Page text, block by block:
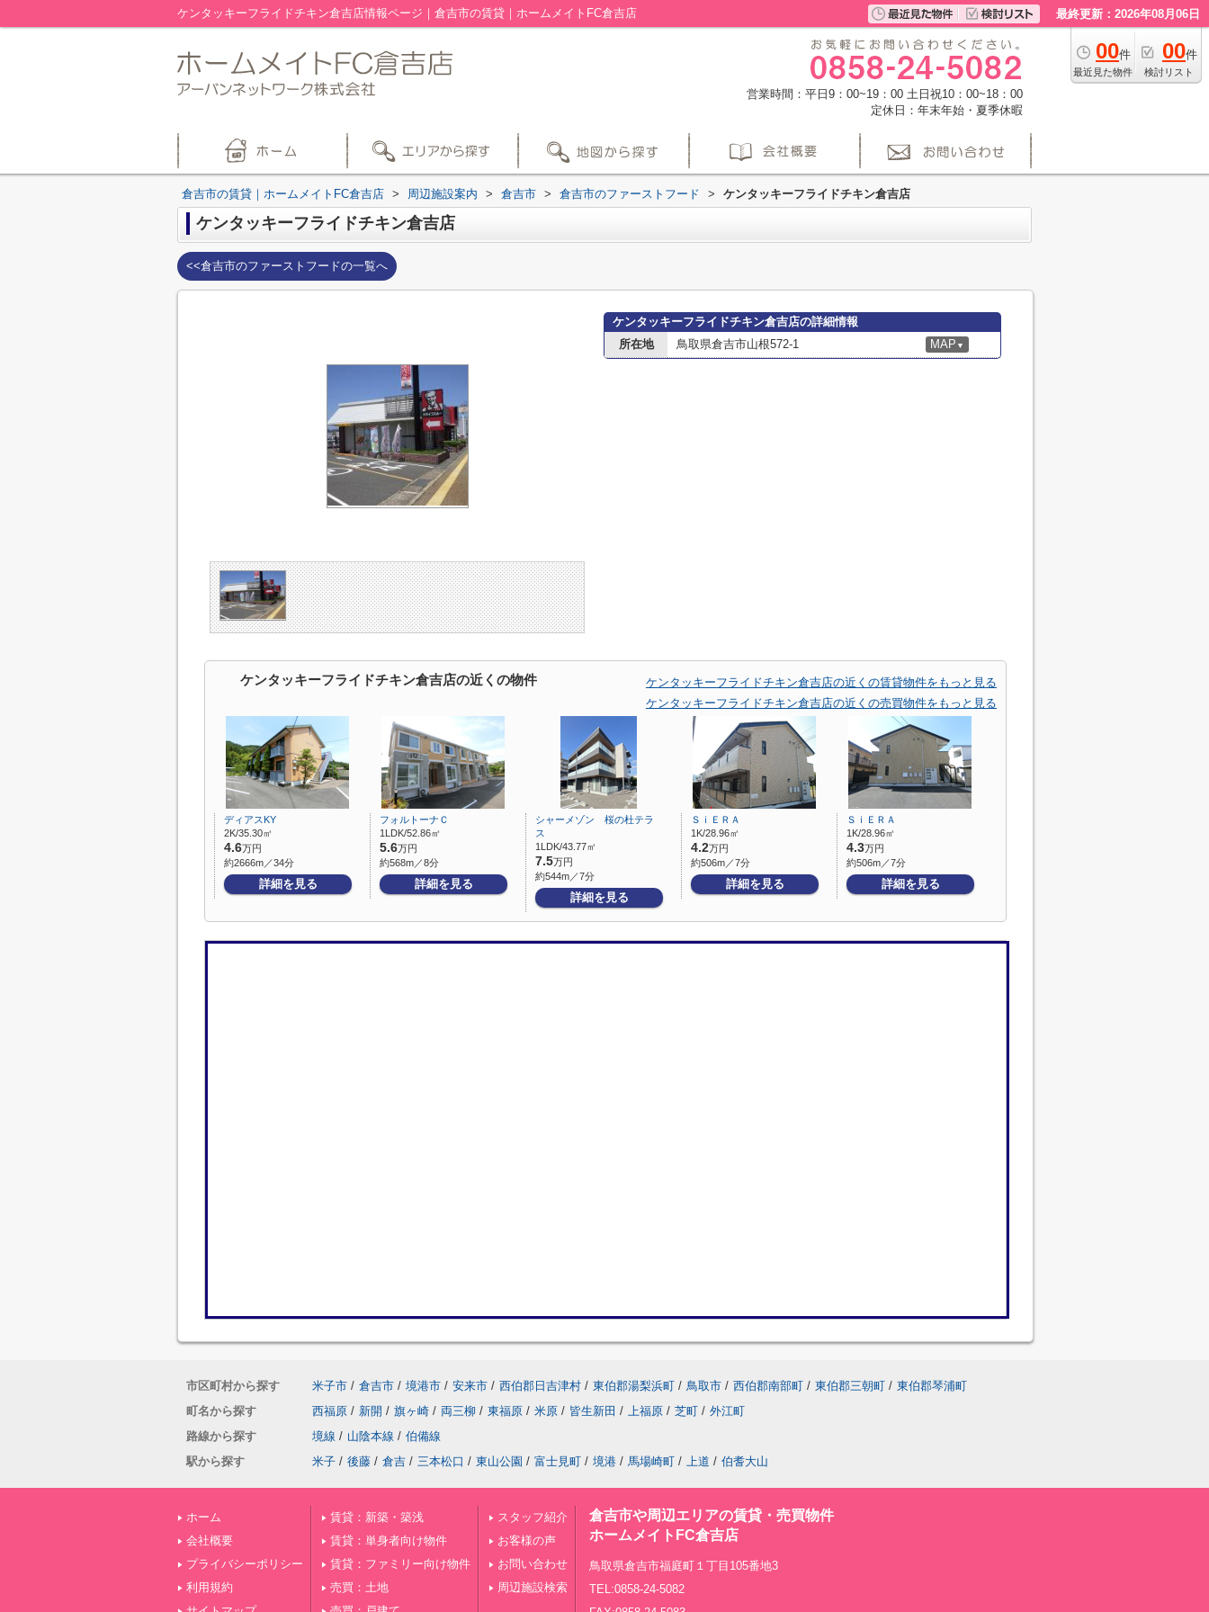
ケンタッキーフライドチキン倉吉店情報ページ｜倉吉市の賃貸｜ホームメイトFC倉吉店 最終更新：2026年08月06日
00件
最近見た物件
00件
検討リスト
営業時間：平日9：00~19：00 土日祝10：00~18：00
定休日：年末年始・夏季休暇
倉吉市の賃貸｜ホームメイトFC倉吉店 > 周辺施設案内 > 倉吉市 > 倉吉市のファーストフード > ケンタッキーフライドチキン倉吉店
ケンタッキーフライドチキン倉吉店
<<倉吉市のファーストフードの一覧へ
ケンタッキーフライドチキン倉吉店の詳細情報
所在地
鳥取県倉吉市山根572-1 MAP ▼
ケンタッキーフライドチキン倉吉店の近くの物件
ケンタッキーフライドチキン倉吉店の近くの賃貸物件をもっと見る
ケンタッキーフライドチキン倉吉店の近くの売買物件をもっと見る
ディアスKY
2K/35.30㎡
4.6万円
約2666m／34分
詳細を見る
フォルトーナＣ
1LDK/52.86㎡
5.6万円
約568m／8分
詳細を見る
シャーメゾン 桜の杜テラ
ス
1LDK/43.77㎡
7.5万円
約544m／7分
詳細を見る
ＳｉＥＲＡ
1K/28.96㎡
4.2万円
約506m／7分
詳細を見る
ＳｉＥＲＡ
1K/28.96㎡
4.3万円
約506m／7分
詳細を見る
市区町村から探す 米子市 / 倉吉市 / 境港市 / 安来市 / 西伯郡日吉津村 / 東伯郡湯梨浜町 / 鳥取市 / 西伯郡南部町 / 東伯郡三朝町 / 東伯郡琴浦町
町名から探す
西福原 / 新開 / 旗ヶ崎 / 両三柳 / 東福原 / 米原 / 皆生新田 / 上福原 / 芝町 / 外江町
路線から探す
境線 / 山陰本線 / 伯備線
駅から探す
米子 / 後藤 / 倉吉 / 三本松口 / 東山公園 / 富士見町 / 境港 / 馬場崎町 / 上道 / 伯耆大山
ホーム
会社概要
プライバシーポリシー
利用規約
賃貸：新築・築浅
賃貸：単身者向け物件
賃貸：ファミリー向け物件
売買：土地
スタッフ紹介
お客様の声
お問い合わせ
周辺施設検索
倉吉市や周辺エリアの賃貸・売買物件
ホームメイトFC倉吉店
鳥取県倉吉市福庭町１丁目105番地3
TEL:0858-24-5082